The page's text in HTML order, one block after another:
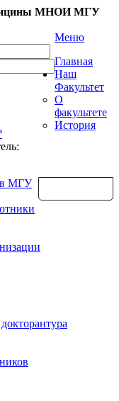
МНОИ МГУ
Меню
Главная
Наш
Факультет
О
факультете
История
в МГУ